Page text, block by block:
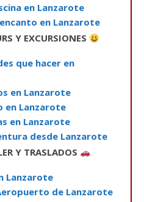
en Lanzarote
en Lanzarote
Y EXCURSIONES
que hacer en
en Lanzarote
en Lanzarote
en Lanzarote
desde Lanzarote
Y TRASLADOS
Lanzarote
de Lanzarote